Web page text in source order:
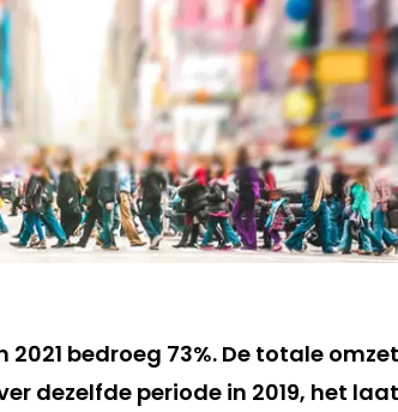
bedroeg 73%. De totale
dezelfde periode in 2019, het